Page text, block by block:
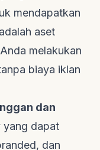
mendapatkan
aset
melakukan
biaya iklan
dan
yang dapat
, dan